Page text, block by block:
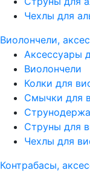
Чехлы для
Виолончели,
Аксессуары
Виолончели
Колки для
Смычки для
Струны для
Чехлы для
Контрабасы,